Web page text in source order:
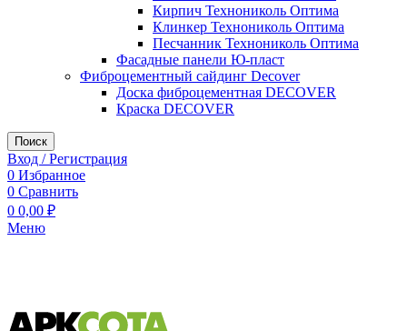
Кирпич Технониколь Оптима
Клинкер Технониколь Оптима
Песчанник Технониколь Оптима
Фасадные панели Ю-пласт
Фиброцементный сайдинг Decover
Доска фиброцементная DECOVER
Краска DECOVER
Поиск
Вход / Регистрация
0 Избранное
0 Сравнить
0 0,00 ₽
Меню